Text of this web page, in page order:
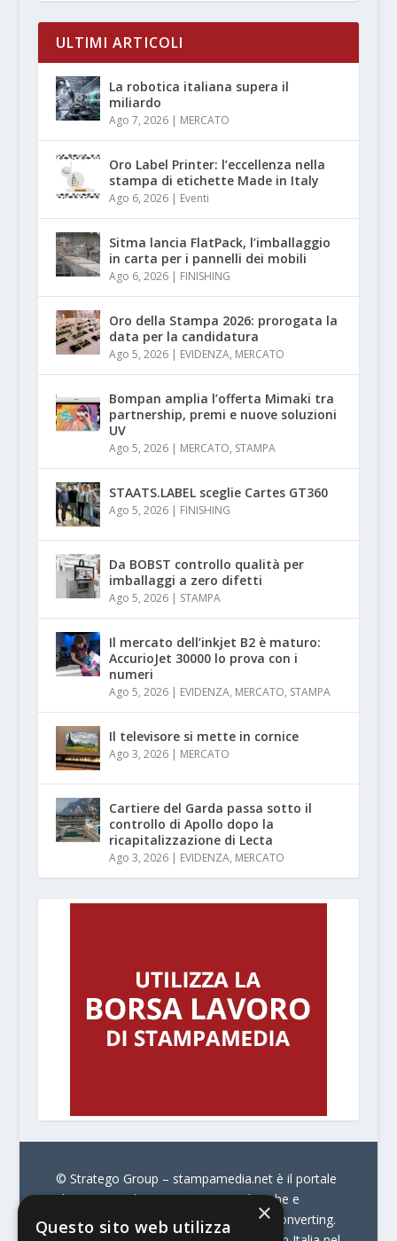
ULTIMI ARTICOLI
La robotica italiana supera il
miliardo
Ago 7, 2026| MERCATO
Oro Label Printer: l’eccellenza nella
stampa di etichette Made in Italy
Ago 6, 2026| Eventi
Sitma lancia FlatPack, l’imballaggio
in carta per i pannelli dei mobili
Ago 6, 2026| FINISHING
Oro della Stampa 2026: prorogata la
data per la candidatura
Ago 5, 2026| EVIDENZA, MERCATO
Bompan amplia l’offerta Mimaki tra
partnership, premi e nuove soluzioni
UV
Ago 5, 2026| MERCATO, STAMPA
STAATS.LABEL sceglie Cartes GT360
Ago 5, 2026| FINISHING
Da BOBST controllo qualità per
imballaggi a zero difetti
Ago 5, 2026| STAMPA
Il mercato dell’inkjet B2 è maturo:
AccurioJet 30000 lo prova con i
numeri
Ago 5, 2026| EVIDENZA, MERCATO, STAMPA
Il televisore si mette in cornice
Ago 3, 2026| MERCATO
Cartiere del Garda passa sotto il
controllo di Apollo dopo la
ricapitalizzazione di Lecta
Ago 3, 2026| EVIDENZA, MERCATO
© Stratego Group – stampamedia.net è il portale
che racconta le innovazioni tecnologiche e
l’attualità delle aziende di stampa e di converting.
×
Questo sito web utilizza